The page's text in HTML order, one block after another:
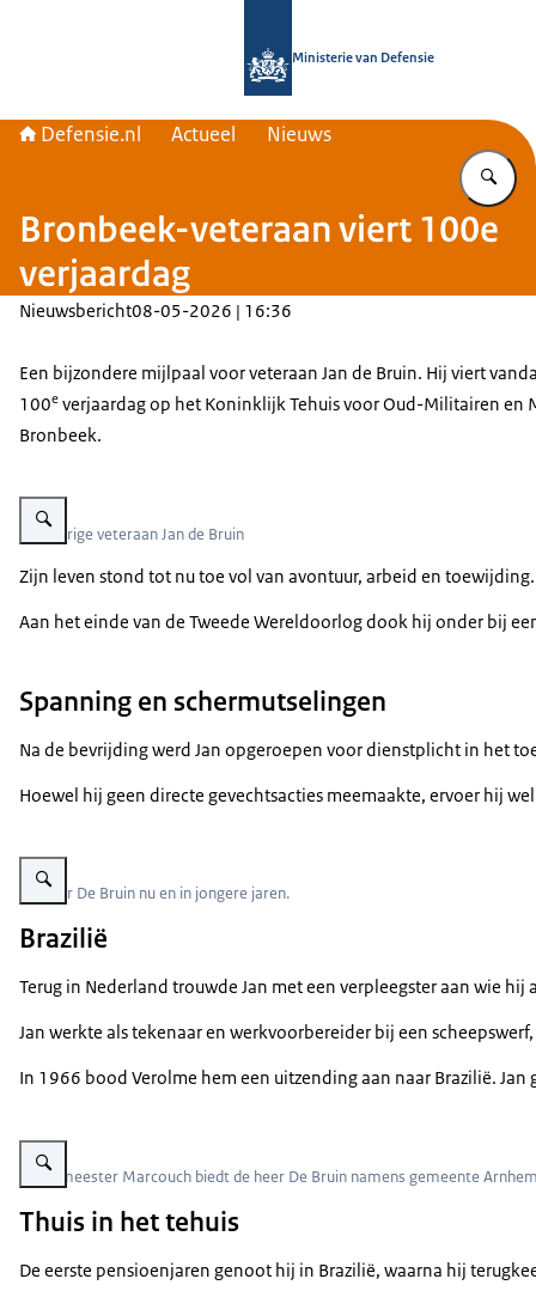
Ministerie van Defensie
Defensie.nl Actueel Nieuws
Bronbeek-veteraan viert 100e
verjaardag
Nieuwsbericht08-05-2026 | 16:36
Een bijzondere mijlpaal voor veteraan Jan de Bruin. Hij viert
100e verjaardag op het Koninklijk Tehuis voor Oud-Militairen en
Bronbeek.
Vergroot afbeelding De heer De Bruin zittend in een stoel
100-jarige veteraan Jan de Bruin
Zijn leven stond tot nu toe vol van avontuur, arbeid en
Aan het einde van de Tweede Wereldoorlog dook hij onder bij
Spanning en schermutselingen
Na de bevrijding werd Jan opgeroepen voor dienstplicht in het
Hoewel hij geen directe gevechtsacties meemaakte, ervoer hij
Vergroot afbeelding Een foto van de heer De Bruin nu en een zwart-wit
De heer De Bruin nu en in jongere jaren.
Brazilië
Terug in Nederland trouwde Jan met een verpleegster aan wie
Jan werkte als tekenaar en werkvoorbereider bij een
In 1966 bood Verolme hem een uitzending aan naar Brazilië.
Vergroot afbeelding Burgemeester Marcouch biedt de heer De Bruin
Burgemeester Marcouch biedt de heer De Bruin namens gemeente
Thuis in het tehuis
De eerste pensioenjaren genoot hij in Brazilië, waarna hij